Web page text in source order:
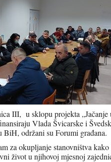
III, u sklopu projekta „Jačanje
Vlada Švicarske i
održani su Forumi građana.
za okupljanje stanovništva
život u njihovoj mjesnoj